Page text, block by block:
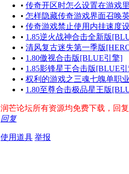
• 传奇开区时怎么设置在游戏
• 怎样隐藏传奇游戏界面召唤
• 传奇游戏禁止使用内挂速度
• 1.85逆火战神合击全新版
• 清风复古迷失第一季版
• 1.80傲视合击版[BLUE引擎]
• 1.85影锋星王合击版[BLUE
• 权利的游戏之三魂七魄单职
• 1.80至尊合击极品星王版
润芒论坛所有资源均免费下载，回
回复
使用道具 举报